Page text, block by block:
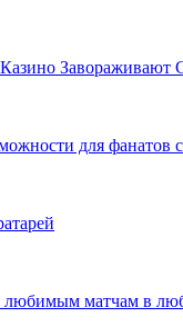
Завораживают
для фанатов
любимым матчам в